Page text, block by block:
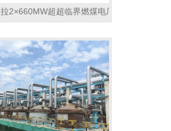
2×660MW超超临界燃煤电厂1#标段炉侧保